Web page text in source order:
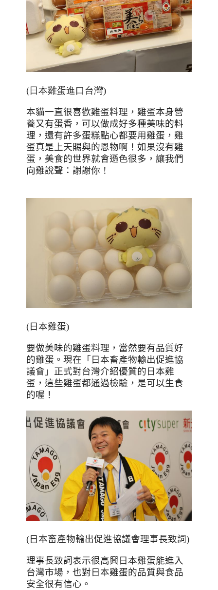
(日本雞蛋進口台灣)
本貓一直很喜歡雞蛋料理，雞蛋本身營
養又有蛋香，可以做成好多種美味的料
理，還有許多蛋糕點心都要用雞蛋，雞
蛋真是上天賜與的恩物啊！如果沒有雞
蛋，美食的世界就會遜色很多，讓我們
向雞說聲：謝謝你！
(日本雞蛋)
要做美味的雞蛋料理，當然要有品質好
的雞蛋。現在「日本畜產物輸出促進協
議會」正式對台灣介紹優質的日本雞
蛋，這些雞蛋都通過檢驗，是可以生食
的喔！
(日本畜產物輸出促進協議會理事長致詞)
理事長致詞表示很高興日本雞蛋能進入
台灣市場，也對日本雞蛋的品質與食品
安全很有信心 。